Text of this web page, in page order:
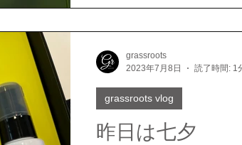
敬具
昨日は七夕
grassroots vlog
grassroots
2023年7月8日
読了時間: 1